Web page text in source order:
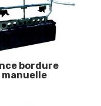
bordure
manuelle